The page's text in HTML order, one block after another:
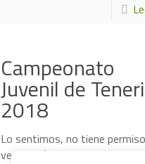
Campeonato
Juvenil de
2018
Lo sentimos, no tiene
ver el artículo